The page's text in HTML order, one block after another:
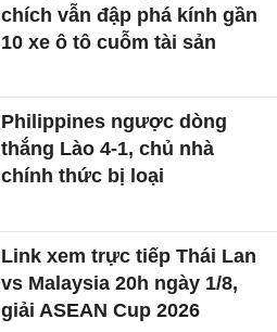
chích vẫn đập phá kính gần
10 xe ô tô cuỗm tài sản
Philippines ngược dòng
thắng Lào 4-1, chủ nhà
chính thức bị loại
Link xem trực tiếp Thái Lan
vs Malaysia 20h ngày 1/8,
giải ASEAN Cup 2026